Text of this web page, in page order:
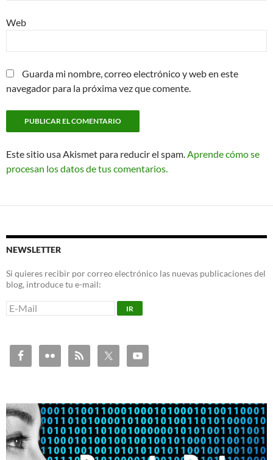
Web
Guarda mi nombre, correo electrónico y web en este
navegador para la próxima vez que comente.
Este sitio usa Akismet para reducir el spam. Aprende cómo se
procesan los datos de tus comentarios.
NEWSLETTER
Si quieres recibir por correo electrónico las nuevas publicaciones del
blog, introduce tu e-mail: